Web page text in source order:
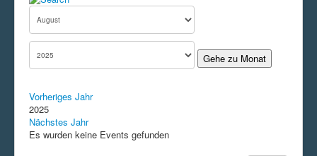
Gehe zu Monat
Vorheriges Jahr
2025
Nächstes Jahr
Es wurden keine Events gefunden